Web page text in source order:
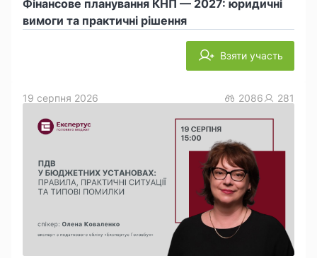
Фінансове планування КНП — 2027: юридичні
вимоги та практичні рішення
Взяти участь
19 серпня 2026 2086 281